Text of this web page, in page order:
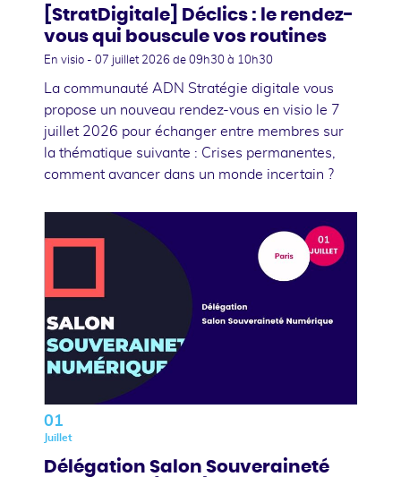
[StratDigitale] Déclics : le rendez-
vous qui bouscule vos routines
En visio - 07 juillet 2026 de 09h30 à 10h30
La communauté ADN Stratégie digitale vous
propose un nouveau rendez-vous en visio le 7
juillet 2026 pour échanger entre membres sur
la thématique suivante : Crises permanentes,
comment avancer dans un monde incertain ?
01
Juillet
Délégation Salon Souveraineté